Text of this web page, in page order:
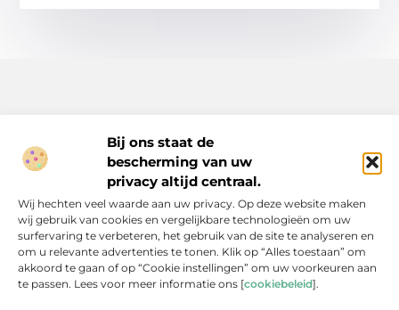
Bij ons staat de
bescherming van uw
privacy altijd centraal.
Wij hechten veel waarde aan uw privacy. Op deze website maken
wij gebruik van cookies en vergelijkbare technologieën om uw
surfervaring te verbeteren, het gebruik van de site te analyseren en
om u relevante advertenties te tonen. Klik op “Alles toestaan” om
akkoord te gaan of op “Cookie instellingen” om uw voorkeuren aan
te passen. Lees voor meer informatie ons [cookiebeleid].
Inspiratie, tips en verhalen voor elk moment.
Ontdek een breed scala aan artikelen en blogs die je dagelijks
leven verrijken, van praktische adviezen tot boeiende verhalen.
Bericht categorie